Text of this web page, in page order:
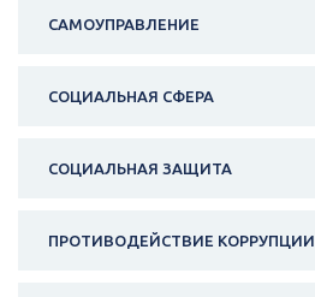
САМОУПРАВЛЕНИЕ
СОЦИАЛЬНАЯ СФЕРА
СОЦИАЛЬНАЯ ЗАЩИТА
ПРОТИВОДЕЙСТВИЕ КОРРУПЦИИ